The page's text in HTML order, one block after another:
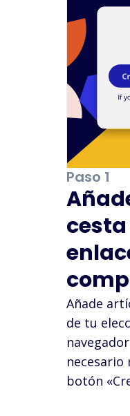
Paso 1
Añade
de tu
necesario
botón